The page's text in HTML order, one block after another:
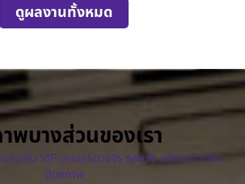
ดูผลงานทั้งหมด
พบางส่วนของเรา
มคนขับ VIP แบบครบวงจร รถสวย บริการดี ราคา
มิตรภาพ